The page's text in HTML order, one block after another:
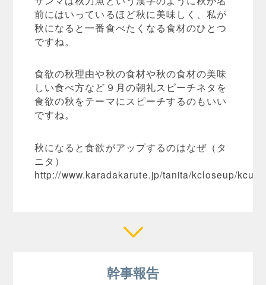
前にはいっているほど秋に美味しく、私が
秋になると一番食べたくなる食材のひとつ
ですね。
食欲の秋理由や秋の食材や秋の食材の美味
しい食べ方など９月の朝礼スピーチネタを
食欲の秋をテーマにスピーチするのもいい
ですね。
秋になると食欲がアップするのはなぜ（タ
ニタ）
http://www.karadakarute.jp/tanita/kcloseup/
幹事報告